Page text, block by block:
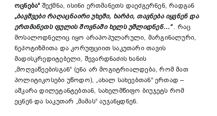
ოცნება“შექმნა, ისინი ერთმანეთს დაეძგერნენ, რადგან
„ბავშვები რაღაცნაირი უხეში, ხარბი, თავნება იყვნენ და
ერთმანეთს ფულის შოვნაში ხელს უშლიდნენ…“. რაც
მოსალოდნელიც იყო არაპოპულარული, მარგინალური,
ნეპოტიზმითა და კორუფციით საკუთარი თავის
მადისკრედიტებელი, შევარდნაძის ხანის
„მოღვაწეებისგან“ (ენა არ მოგიტრიალდება, რომ მათ
პოლიტიკოსები უწოდო), „ახალ სახეებთან“ ერთად –
აშკარა დილეტანტებთან, სახელმწიფო ბიუჯეტს რომ
ეცნენ და საკუთარ „მამას“ აუჯანყდნენ.